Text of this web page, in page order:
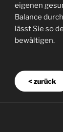
eigenen
Balance
lässt Sie so
bewältigen.
< zurück